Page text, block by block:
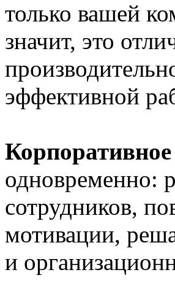
только вашей
значит, это
эффективной
одновременно:
сотрудников,
мотивации,
и